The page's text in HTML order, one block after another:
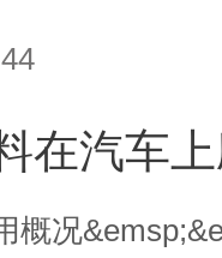
在汽车
概况